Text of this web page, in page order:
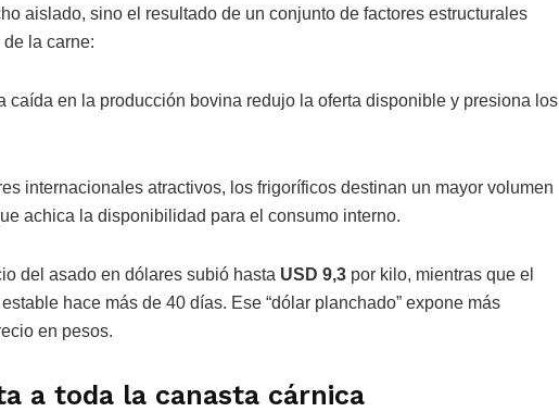
aislado, sino el resultado de un conjunto de factores estructurales
la carne:
caída en la producción bovina redujo la oferta disponible y presiona los
internacionales atractivos, los frigoríficos destinan un mayor volumen
achica la disponibilidad para el consumo interno.
del asado en dólares subió hasta USD 9,3 por kilo, mientras que el
hace más de 40 días. Ese “dólar planchado” expone más
en pesos.
a toda la canasta cárnica